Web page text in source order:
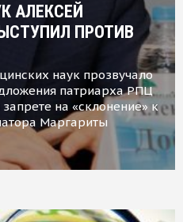
АЛЕКСЕЙ
ПРОТИВ
наук прозвучало
патриарха РПЦ
на «склонение» к
Маргариты